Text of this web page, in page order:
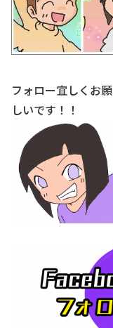
フォロー宜しくお
しいです！！